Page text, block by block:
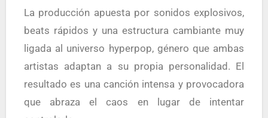
La producción apuesta por sonidos explosivos,
beats rápidos y una estructura cambiante muy
ligada al universo hyperpop, género que ambas
artistas adaptan a su propia personalidad. El
resultado es una canción intensa y provocadora
que abraza el caos en lugar de intentar